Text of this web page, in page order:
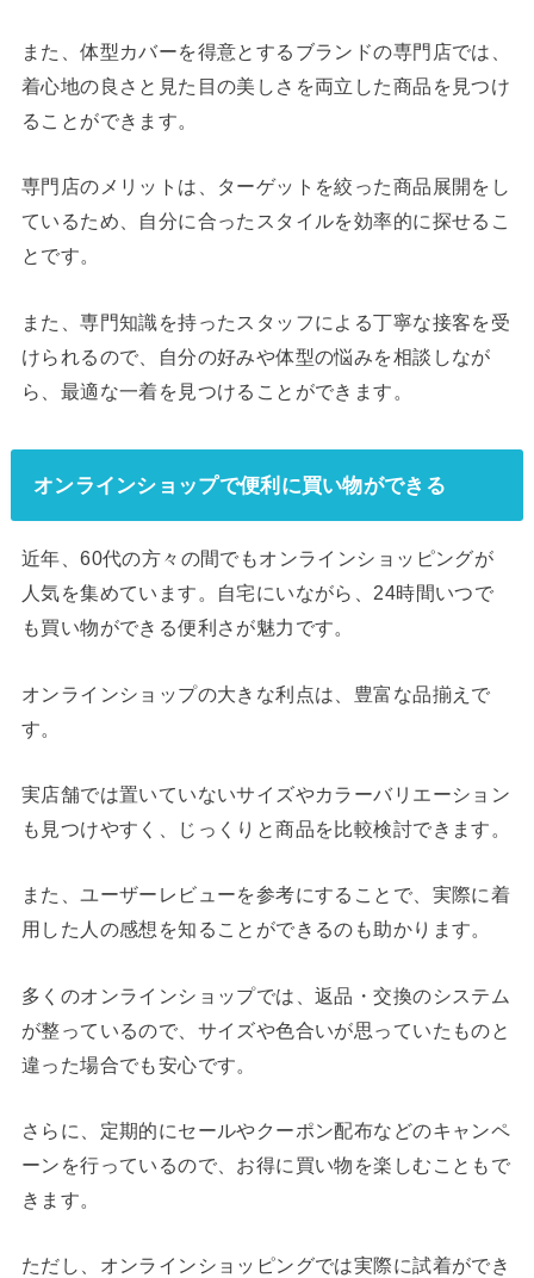
また、体型カバーを得意とするブランドの専門店では、
着心地の良さと見た目の美しさを両立した商品を見つけ
ることができます。
専門店のメリットは、ターゲットを絞った商品展開をし
ているため、自分に合ったスタイルを効率的に探せるこ
とです。
また、専門知識を持ったスタッフによる丁寧な接客を受
けられるので、自分の好みや体型の悩みを相談しなが
ら、最適な一着を見つけることができます。
オンラインショップで便利に買い物ができる
近年、60代の方々の間でもオンラインショッピングが
人気を集めています。自宅にいながら、24時間いつで
も買い物ができる便利さが魅力です。
オンラインショップの大きな利点は、豊富な品揃えで
す。
実店舗では置いていないサイズやカラーバリエーション
も見つけやすく、じっくりと商品を比較検討できます。
また、ユーザーレビューを参考にすることで、実際に着
用した人の感想を知ることができるのも助かります。
多くのオンラインショップでは、返品・交換のシステム
が整っているので、サイズや色合いが思っていたものと
違った場合でも安心です。
さらに、定期的にセールやクーポン配布などのキャンペ
ーンを行っているので、お得に買い物を楽しむこともで
きます。
ただし、オンラインショッピングでは実際に試着ができ